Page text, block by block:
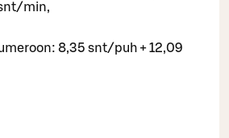
min,
8,35 snt/puh + 12,09